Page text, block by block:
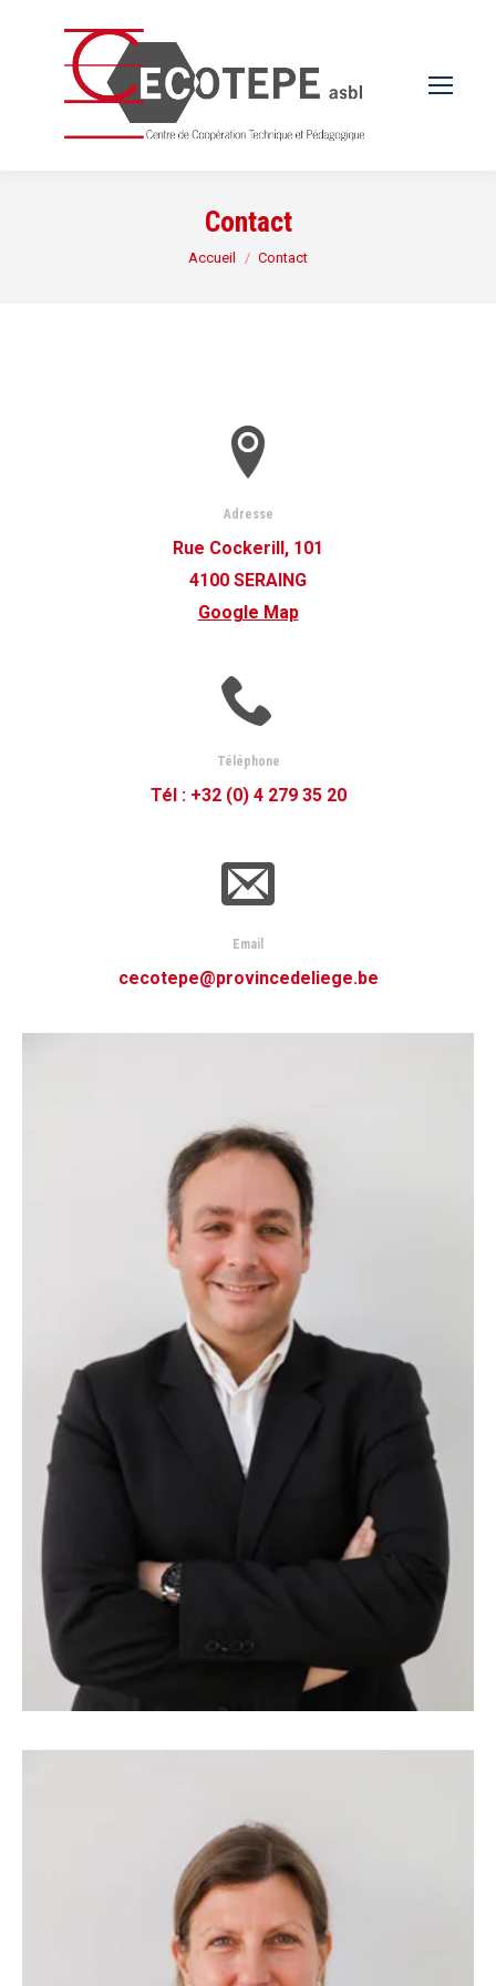
Contact
Vous êtes ici :
Accueil Contact
Adresse
Rue Cockerill, 101
4100 SERAING
Google Map
Téléphone
Tél : +32 (0) 4 279 35 20
Email
cecotepe@provincedeliege.be